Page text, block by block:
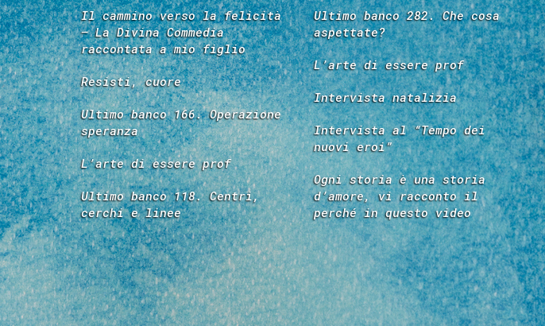
Il cammino verso la felicità
– La Divina Commedia
raccontata a mio figlio
Resisti, cuore
Ultimo banco 166. Operazione
speranza
L’arte di essere prof
Ultimo banco 118. Centri,
cerchi e linee
Ultimo banco 282. Che cosa
aspettate?
L’arte di essere prof
Intervista natalizia
Intervista al “Tempo dei
nuovi eroi”
Ogni storia è una storia
d’amore, vi racconto il
perché in questo video